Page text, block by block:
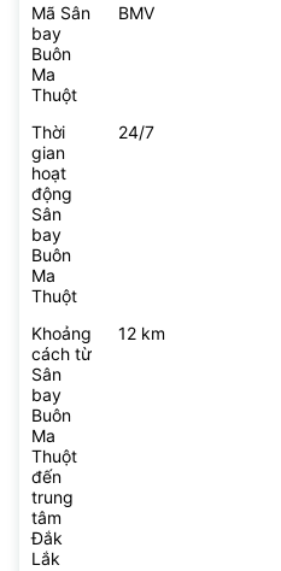
Mã Sân
bay
Buôn
Ma
Thuột
BMV
Thời
gian
hoạt
động
Sân
bay
Buôn
Ma
Thuột
24/7
Khoảng
cách từ
Sân
bay
Buôn
Ma
Thuột
đến
trung
tâm
Đắk
Lắk
12 km